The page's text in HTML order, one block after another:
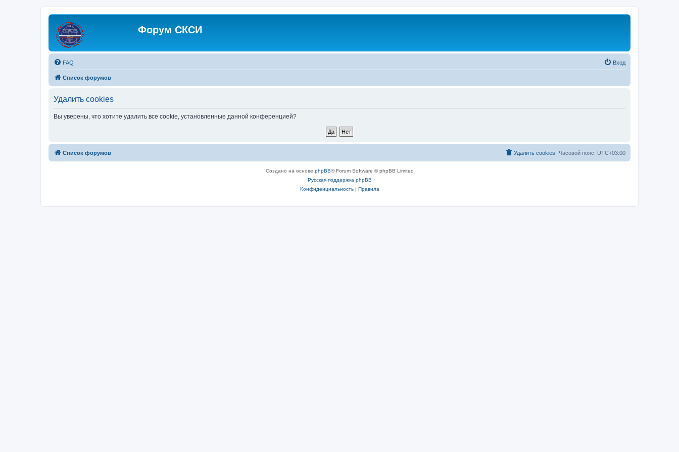
Форум СКСИ
FAQ Вход
Список форумов
Удалить cookies
Вы уверены, что хотите удалить все cookie, установленные данной конференцией?
Список форумов Часовой пояс: UTC+03:00
Удалить cookies
Создано на основе phpBB® Forum Software © phpBB Limited
Русская поддержка phpBB
Конфиденциальность| Правила